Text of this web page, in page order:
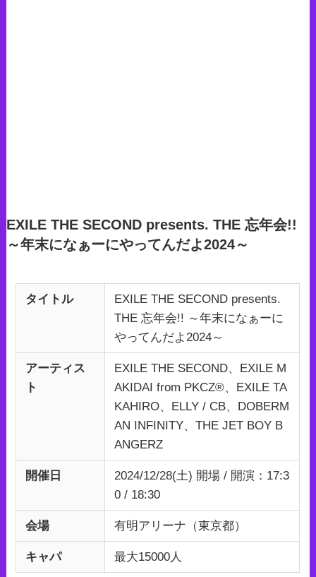
EXILE THE SECOND presents. THE 忘年会!!
～年末になぁーにやってんだよ2024～
タイトル
EXILE THE SECOND presents.
THE 忘年会!! ～年末になぁーに
やってんだよ2024～
アーティス
ト
EXILE THE SECOND、EXILE M
AKIDAI from PKCZ®、EXILE TA
KAHIRO、ELLY / CB、DOBERM
AN INFINITY、THE JET BOY B
ANGERZ
開催日
2024/12/28(土) 開場 / 開演：17:3
0 / 18:30
会場 有明アリーナ（東京都）
キャパ 最大15000人